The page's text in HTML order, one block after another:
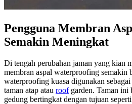
Pengguna Membran
Semakin Meningkat
Di tengah perubahan jaman yang kian
membran aspal waterproofing semakin
waterproofing kuasa digunakan
taman atap atau roofgarden. Taman ini
gedung bertingkat dengan tujuan